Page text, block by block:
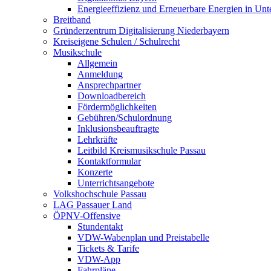
Energieeffizienz und Erneuerbare Energien in
Breitband
Gründerzentrum Digitalisierung Niederbayern
Kreiseigene Schulen / Schulrecht
Musikschule
Allgemein
Anmeldung
Ansprechpartner
Downloadbereich
Fördermöglichkeiten
Gebühren/Schulordnung
Inklusionsbeauftragte
Lehrkräfte
Leitbild Kreismusikschule Passau
Kontaktformular
Konzerte
Unterrichtsangebote
Volkshochschule Passau
LAG Passauer Land
ÖPNV-Offensive
Stundentakt
VDW-Wabenplan und Preistabelle
Tickets & Tarife
VDW-App